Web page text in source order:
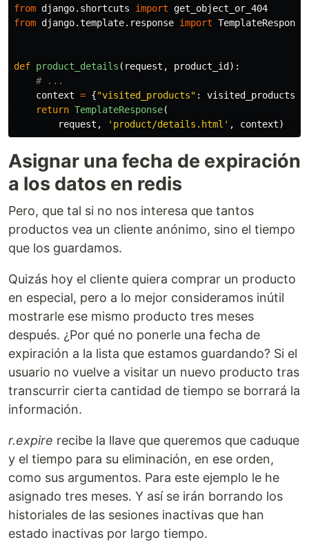
from django.shortcuts import get_object_or_404
from django.template.response import TemplateResponse
def product_details ( request , product_id ):
context = {"visited_products" : visited_products
return TemplateResponse(
request , ' product/details.html ' , context)
Asignar una fecha de expiración
a los datos en redis
Pero, que tal si no nos interesa que tantos
productos vea un cliente anónimo, sino el tiempo
que los guardamos.
Quizás hoy el cliente quiera comprar un producto
en especial, pero a lo mejor consideramos inútil
mostrarle ese mismo producto tres meses
después. ¿Por qué no ponerle una fecha de
expiración a la lista que estamos guardando? Si el
usuario no vuelve a visitar un nuevo producto tras
transcurrir cierta cantidad de tiempo se borrará la
información.
r.expire recibe la llave que queremos que caduque
y el tiempo para su eliminación, en ese orden,
como sus argumentos. Para este ejemplo le he
asignado tres meses. Y así se irán borrando los
historiales de las sesiones inactivas que han
estado inactivas por largo tiempo.